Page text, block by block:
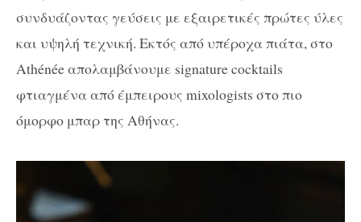
συνδυάζοντας γεύσεις με εξαιρετικές πρώτες ύλες
και υψηλή τεχνική. Εκτός από υπέροχα πιάτα, στο
Athénée απολαμβάνουμε signature cocktails
φτιαγμένα από έμπειρους mixologists στο πιο
όμορφο μπαρ της Αθήνας.